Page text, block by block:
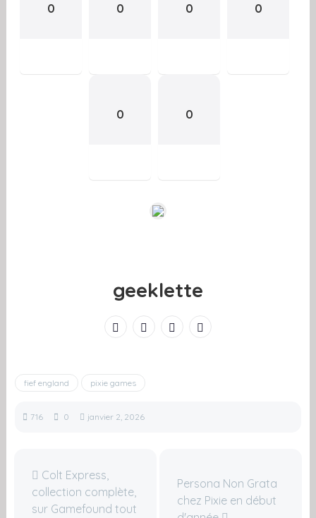
0 0 0 0
0 0
geeklette
fief england pixie games
716 0 janvier 2, 2026
Colt Express,
collection complète,
sur Gamefound tout
Persona Non Grata
chez Pixie en début